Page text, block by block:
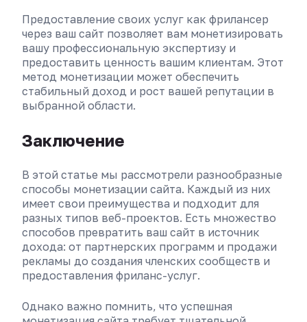
Предоставление своих услуг как фрилансер
через ваш сайт позволяет вам монетизировать
вашу профессиональную экспертизу и
предоставить ценность вашим клиентам. Этот
метод монетизации может обеспечить
стабильный доход и рост вашей репутации в
выбранной области.
Заключение
В этой статье мы рассмотрели разнообразные
способы монетизации сайта. Каждый из них
имеет свои преимущества и подходит для
разных типов веб-проектов. Есть множество
способов превратить ваш сайт в источник
дохода: от партнерских программ и продажи
рекламы до создания членских сообществ и
предоставления фриланс-услуг.
Однако важно помнить, что успешная